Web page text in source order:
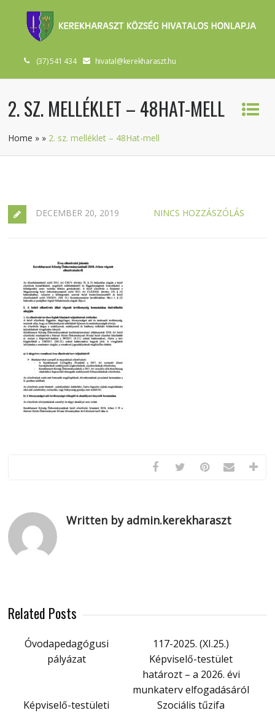
(37) 541 434 hivatal@kerekharaszt.hu
2. SZ. MELLÉKLET – 48HAT-MELL
Home » » 2. sz. melléklet – 48Hat-mell
DECEMBER 20, 2019 NINCS HOZZÁSZÓLÁS
Written by admin.kerekharaszt
Related Posts
Óvodapedagógusi
pályázat
117-2025. (XI.25.)
Képviselő-testület
határozt – a 2026. évi
munkaterv elfogadásáról
Képviselő-testületi
Szociális tűzifa